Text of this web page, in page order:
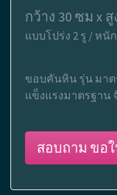
กว้าง 30 ซม x
แบบโปร่ง 2 รู / หนั
ขอบคันหิน รุ่น มา
แข็งแรงมาตรฐาน
สอบถาม ขอ